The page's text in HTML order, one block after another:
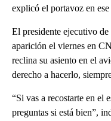
explicó el portavoz en
El presidente ejecutivo
aparición el viernes en
reclina su asiento en el
derecho a hacerlo,
“Si vas a recostarte en el
preguntas si está bien”,